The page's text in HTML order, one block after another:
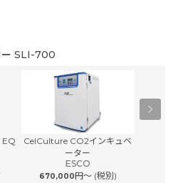
ー SLI-700
EQ
CelCulture CO2インキュベ
ーター
ESCO
670,000円〜 (税別)